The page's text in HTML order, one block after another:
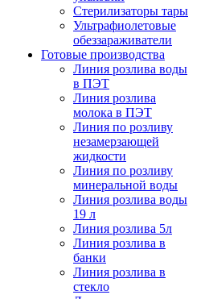
Стерилизаторы тары
Ультрафиолетовые
обеззараживатели
Готовые производства
Линия розлива воды
в ПЭТ
Линия розлива
молока в ПЭТ
Линия по розливу
незамерзающей
жидкости
Линия по розливу
минеральной воды
Линия розлива воды
19 л
Линия розлива 5л
Линия розлива в
банки
Линия розлива в
стекло